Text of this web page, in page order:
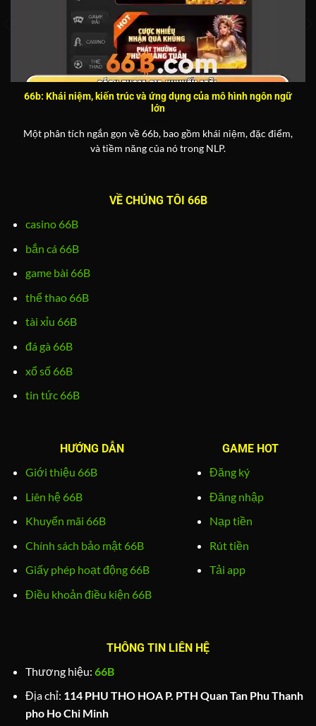
66b: Khái niệm, kiến trúc và ứng dụng của mô hình ngôn ngữ
lớn
Một phân tích ngắn gọn về 66b, bao gồm khái niệm, đặc điểm,
và tiềm năng của nó trong NLP.
VỀ CHÚNG TÔI 66B
casino 66B
bắn cá 66B
game bài 66B
thể thao 66B
tài xỉu 66B
đá gà 66B
xổ số 66B
tin tức 66B
HƯỚNG DẪN
Giới thiệu 66B
Liên hệ 66B
Khuyến mãi 66B
Chính sách bảo mật 66B
Giấy phép hoạt động 66B
Điều khoản điều kiện 66B
GAME HOT
Đăng ký
Đăng nhập
Nạp tiền
Rút tiền
Tải app
THÔNG TIN LIÊN HỆ
Thương hiệu: 66B
Địa chỉ: 114 PHU THO HOA P. PTH Quan Tan Phu Thanh
pho Ho Chi Minh